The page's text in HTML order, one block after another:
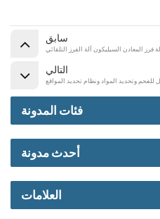
سابق
فرز المعادن السيليكون آلة الفرز التلقائي
التالي
للفحم وتحديد المواد ونظام تحديد المواقع
فئات المدونة
أحدث مدونة
العلامات